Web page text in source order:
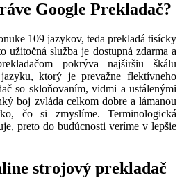
Google Prekladač?
109 jazykov, teda prekladá tisícky
užitočná služba je dostupná zdarma a
pokrýva najširšiu škálu
ktorý je prevažne flektívneho
so skloňovaním, vidmi a ustálenými
boj zvláda celkom dobre a lámanou
čo si zmyslíme. Terminologická
preto do budúcnosti veríme v lepšie
strojový prekladač